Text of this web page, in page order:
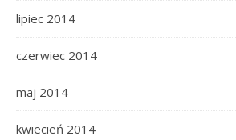
lipiec 2014
czerwiec 2014
maj 2014
kwiecień 2014